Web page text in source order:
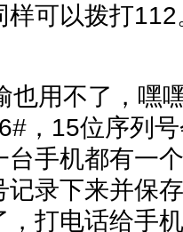
样可以拨打112
也用不了，嘿
，15位序列
台手机都有一
记录下来并保
，打电话给手